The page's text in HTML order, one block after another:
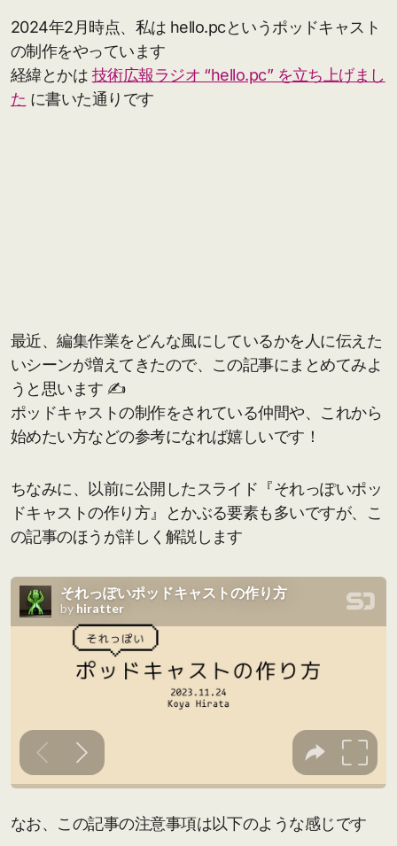
2024年2月時点、私は hello.pcというポッドキャスト
の制作をやっています
経緯とかは 技術広報ラジオ “hello.pc” を立ち上げまし
た に書いた通りです
最近、編集作業をどんな風にしているかを人に伝えた
いシーンが増えてきたので、この記事にまとめてみよ
うと思います ✍️
ポッドキャストの制作をされている仲間や、これから
始めたい方などの参考になれば嬉しいです！
ちなみに、以前に公開したスライド『それっぽいポッ
ドキャストの作り方』とかぶる要素も多いですが、こ
の記事のほうが詳しく解説します
なお、この記事の注意事項は以下のような感じです